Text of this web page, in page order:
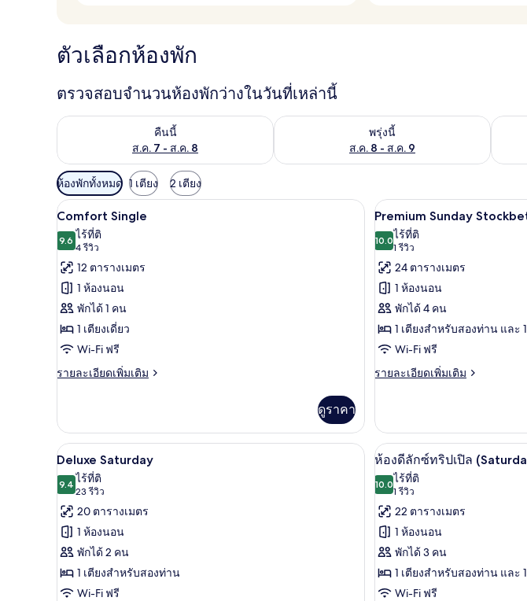
ตัวเลือกห้องพัก
ตรวจสอบจำนวนห้องพักว่างในวันที่เหล่านี้
คืนนี้
ส.ค. 7 - ส.ค. 8
ตรวจสอบจำนวนห้องพักว่างในคืนนี้ ส.ค. 7 - ส.ค. 8
พรุ่งนี้
ส.ค. 8 - ส.ค. 9
ตรวจสอบจำนวนห้องพักว่างในพรุ่งนี้ ส.ค. 8 - ส.
ตรวจ
ตัว
กรอง
ที่
มี
ให้
สำหรับ
ห้อง
พัก
ห้องพักทั้งหมด 1 เตียง 2 เตียง
เปิด
ภาพถ่าย
ทั้งหมด
ของ
Comfort
Single
Comfort Single | มินิบาร์, ตู้นิรภัยในห้องพัก, โต๊ะทำงาน, ผ้าม่านกันแสง
8
Comfort Single
9.69.6 จาก 10
ไร้ที่ติ
4 รีวิว
(4
รีวิว)
12 ตารางเมตร
1 ห้องนอน
พักได้ 1 คน
1 เตียงเดี่ยว
Wi-Fi ฟรี
รายละเอียดเพิ่มเติม
ราย
เกี่ยว
กับ
Comfort
Single
ดูราคา
เปิด
ภาพถ่าย
ทั้งหมด
ของ
Premium
Sunday
Stockbett
4
Premium Sunday
10.010.0 จาก 10
ไร้ที่ติ
1 รีวิว
(1
รีวิว)
24 ตารางเมตร
1 ห้องนอน
พักได้ 4 คน
1 เตียงสำหรับสองท่าน แล
Wi-Fi ฟรี
รายละเอียดเพิ่มเติม
ราย
เกี่ยว
กับ
Premium
Sunday
Stockbett
เปิด
ภาพถ่าย
ทั้งหมด
ของ
Deluxe
Saturday
Deluxe Saturday | มินิบาร์, ตู้นิรภัยในห้องพัก, โต๊ะทำงาน, ผ้าม่านกันแสง
6
Deluxe Saturday
9.49.4 จาก 10
ไร้ที่ติ
23 รีวิว
(23
รีวิว)
20 ตารางเมตร
1 ห้องนอน
พักได้ 2 คน
1 เตียงสำหรับสองท่าน
Wi-Fi ฟรี
เปิด
ภาพถ่าย
ทั้งหมด
ของ
ห้อง
ดี
ลัก
5
ห้องดีลักซ์ทริปเปิล
10.010.0 จาก 10
ไร้ที่ติ
1 รีวิว
(1
รีวิว)
22 ตารางเมตร
1 ห้องนอน
พักได้ 3 คน
1 เตียงสำหรับสองท่าน แล
Wi-Fi ฟรี